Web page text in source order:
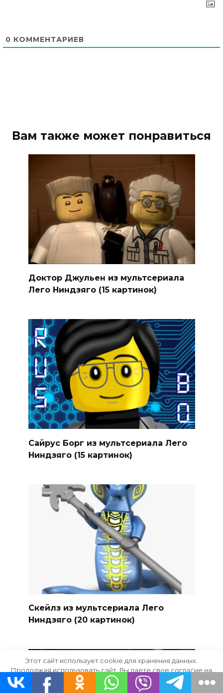
0 КОММЕНТАРИЕВ
Вам также может понравиться
Доктор Джульен из мультсериала
Лего Ниндзяго (15 картинок)
Сайрус Борг из мультсериала Лего
Ниндзяго (15 картинок)
Скейлз из мультсериала Лего
Ниндзяго (20 картинок)
Этот сайт использует cookie для хранения данных.
Продолжая использовать сайт, Вы даете свое согласие на
работу с этими файлами.
OK